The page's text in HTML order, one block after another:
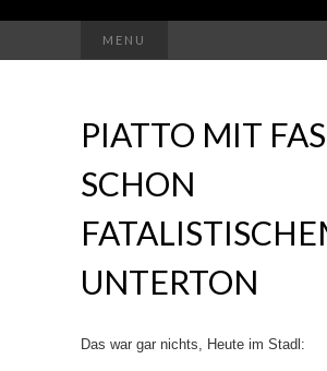
MENU
PIATTO MIT
SCHON
UNTERTON
Das war gar nichts, Heute im Stadl: